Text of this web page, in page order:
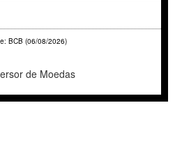
BCB (06/08/2026)
de Moedas